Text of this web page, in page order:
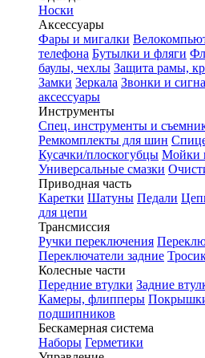
Носки
Аксессуары
Фары и мигалки
телефона Бутылки и фляги
баулы, чехлы Защита рамы,
Замки Зеркала Звонки и
аксессуары
Инструменты
Спец. инструменты и
Ремкомплекты для шин
Кусачки/плоскогубцы Мойки
Универсальные смазки
Приводная часть
Каретки Шатуны Педали
для цепи
Трансмиссия
Ручки переключения
Переключатели задние
Колесные части
Передние втулки Задние
Камеры, флипперы
подшипников
Бескамерная система
Наборы Герметики